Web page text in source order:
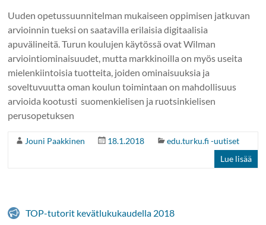
Uuden opetussuunnitelman mukaiseen oppimisen jatkuvan
arvioinnin tueksi on saatavilla erilaisia digitaalisia
apuvälineitä. Turun koulujen käytössä ovat Wilman
arviointiominaisuudet, mutta markkinoilla on myös useita
mielenkiintoisia tuotteita, joiden ominaisuuksia ja
soveltuvuutta oman koulun toimintaan on mahdollisuus
arvioida kootusti suomenkielisen ja ruotsinkielisen
perusopetuksen
Jouni Paakkinen 18.1.2018
edu.turku.fi -uutiset
Lue lisää
TOP-tutorit kevätlukukaudella 2018